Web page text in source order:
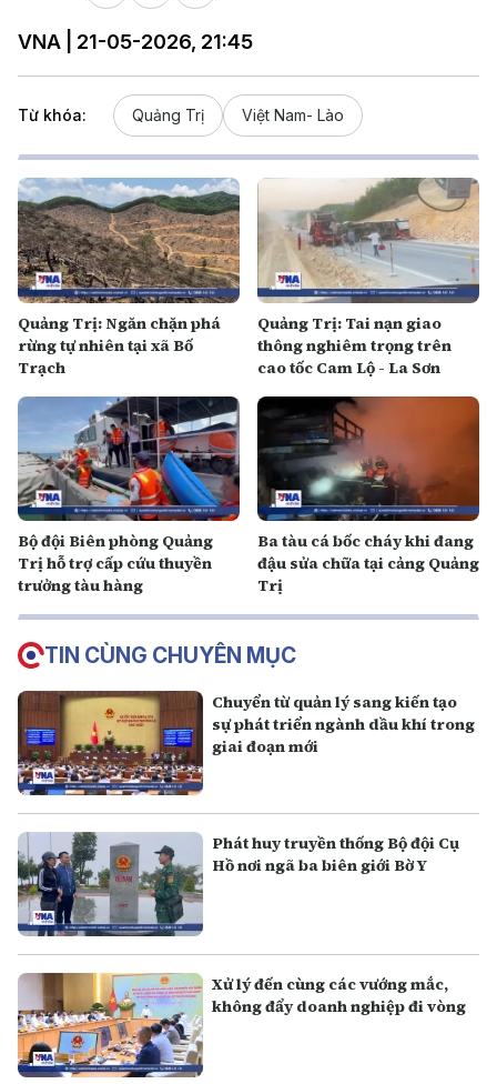
VNA | 21-05-2026, 21:45
Từ khóa: Quảng Trị Việt Nam- Lào
Quảng Trị: Ngăn chặn phá
rừng tự nhiên tại xã Bố
Trạch
Quảng Trị: Tai nạn giao
thông nghiêm trọng trên
cao tốc Cam Lộ - La Sơn
Bộ đội Biên phòng Quảng
Trị hỗ trợ cấp cứu thuyền
trưởng tàu hàng
Ba tàu cá bốc cháy khi đang
đậu sửa chữa tại cảng Quảng
Trị
TIN CÙNG CHUYÊN MỤC
Chuyển từ quản lý sang kiến tạo
sự phát triển ngành dầu khí trong
giai đoạn mới
Phát huy truyền thống Bộ đội Cụ
Hồ nơi ngã ba biên giới Bờ Y
Xử lý đến cùng các vướng mắc,
không đẩy doanh nghiệp đi vòng